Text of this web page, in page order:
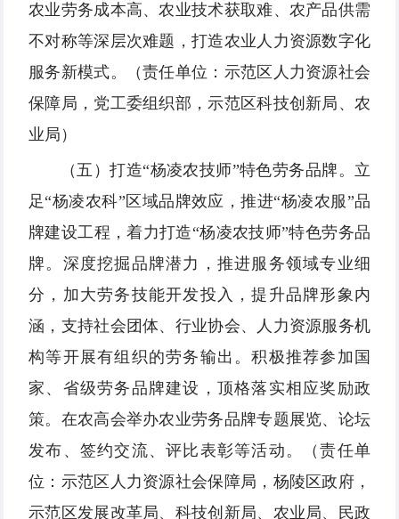
农业劳务成本高、农业技术获取难、农产品供需
不对称等深层次难题，打造农业人力资源数字化
服务新模式。（责任单位：示范区人力资源社会
保障局，党工委组织部，示范区科技创新局、农
业局）
（五）打造“杨凌农技师”特色劳务品牌。立
足“杨凌农科”区域品牌效应，推进“杨凌农服”品
牌建设工程，着力打造“杨凌农技师”特色劳务品
牌。深度挖掘品牌潜力，推进服务领域专业细
分，加大劳务技能开发投入，提升品牌形象内
涵，支持社会团体、行业协会、人力资源服务机
构等开展有组织的劳务输出。积极推荐参加国
家、省级劳务品牌建设，顶格落实相应奖励政
策。在农高会举办农业劳务品牌专题展览、论坛
发布、签约交流、评比表彰等活动。（责任单
位：示范区人力资源社会保障局，杨陵区政府，
示范区发展改革局、科技创新局、农业局、民政